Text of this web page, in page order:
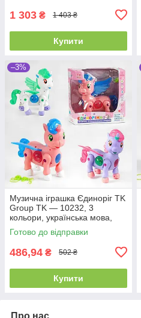
1 303 ₴ 1 403 ₴
Купити
–3%
Музична іграшка Єдиноріг TK
Group TK — 10232, 3
кольори, українська мова,
звук, підсвітка
Готово до відправки
486,94 ₴ 502 ₴
Купити
Про нас